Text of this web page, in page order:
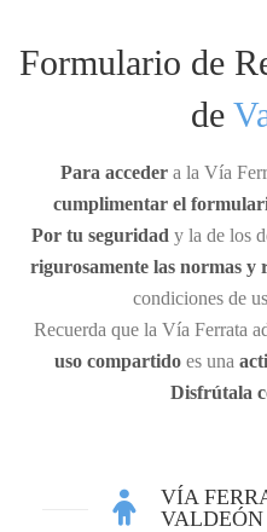
Formulario de
de
Para accedera la Vía
cumplimentar el
Por tu seguridad y la de los
rigurosamente las normas y
condiciones de
Recuerda que la Vía Ferrata
uso compartido es una
Disfrútala
VÍA
VALDEÓN